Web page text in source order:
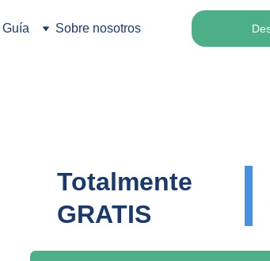
Guía Sobre nosotros
Totalmente
GRATIS